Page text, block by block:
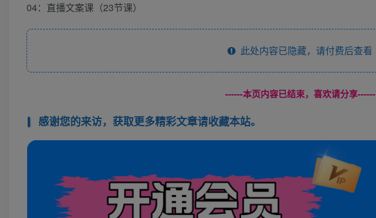
04：直播文案课（23节课）
此处内容已隐藏，请付费后查看
------本页内容已结束，喜欢请分享------
感谢您的来访，获取更多精彩文章请收藏本站。